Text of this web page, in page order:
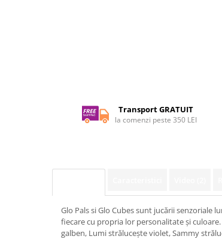
Transport GRATUIT
la comenzi peste 350 LEI
Glo Pals si Glo Cubes sunt jucării senzoriale
fiecare cu propria lor personalitate și
galben, Lumi strălucește violet, Sammy